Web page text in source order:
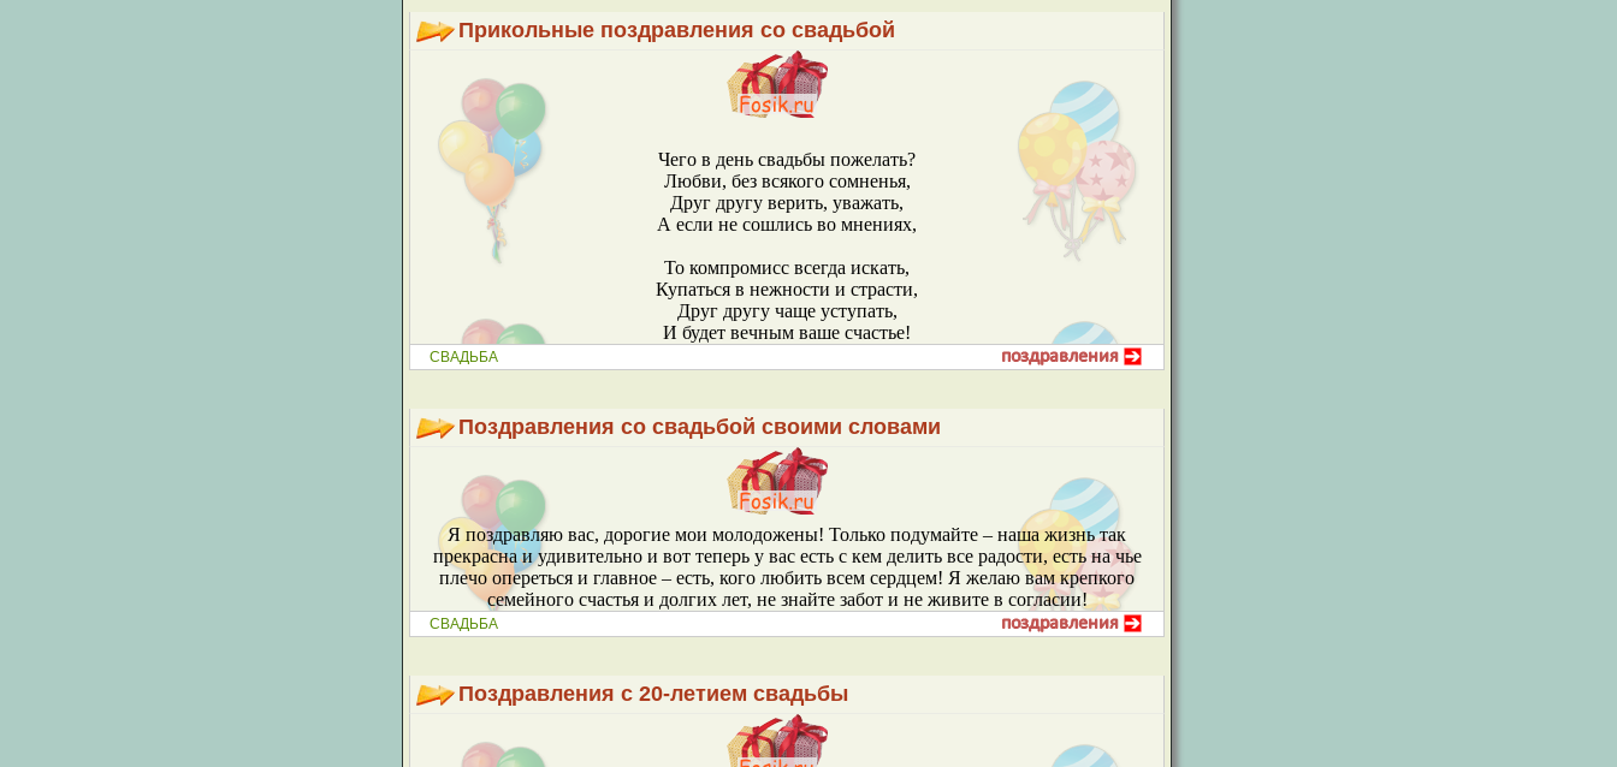
Прикольные поздравления со свадьбой
Чего в день свадьбы пожелать?
Любви, без всякого сомненья,
Друг другу верить, уважать,
А если не сошлись во мнениях,
То компромисс всегда искать,
Купаться в нежности и страсти,
Друг другу чаще уступать,
И будет вечным ваше счастье!
СВАДЬБА
Поздравления со свадьбой своими словами
Я поздравляю вас, дорогие мои молодожены! Только подумайте – наша жизнь так
прекрасна и удивительно и вот теперь у вас есть с кем делить все радости, есть на чье
плечо опереться и главное – есть, кого любить всем сердцем! Я желаю вам крепкого
семейного счастья и долгих лет, не знайте забот и не живите в согласии!
СВАДЬБА
Поздравления с 20-летием свадьбы